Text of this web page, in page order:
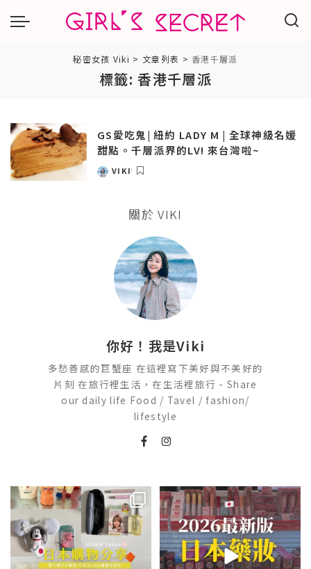
秘密女孩 Viki > 文章列表 > 香港千層派
標籤:香港千層派
GS愛吃鬼| 紐約 LADY M | 全球神級名媛
甜點。千層派界的LV! 來台灣啦~
POSTED
VIKI
關於 VIKI
你好！我是Viki
多愁善感的巨蟹座 在這裡寫下美好與不美好的
片刻 在旅行裡生活，在生活裡旅行 - Share
our daily life Food / Tavel / fashion/
lifestyle
💭留言「免費」傳日本藥妝店/百
貨/機場/Donki/折價券給你...
531 49
2026🇯🇵日本藥妝店必買什麼
日本最近紅什麼？...
123 20